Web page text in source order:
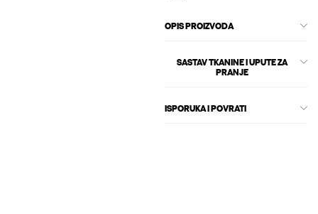
OPIS PROIZVODA
SASTAV TKANINE I UPUTE ZA
PRANJE
ISPORUKA I POVRATI